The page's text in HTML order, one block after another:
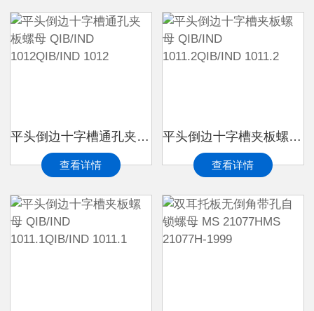
平头倒边十字槽通孔夹板螺母 QIB/IND 1012QIB/IND 1012
查看详情
平头倒边十字槽夹板螺母 QIB/IND 1011.2QIB/IND 1011.2
查看详情